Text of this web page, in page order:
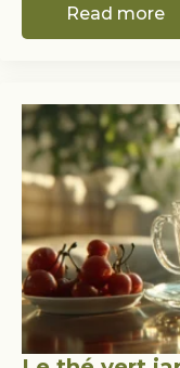
Read more